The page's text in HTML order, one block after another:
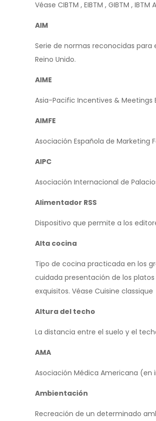
Véase CIBTM , EIBTM , GIBTM , IBTM
AIM
Serie de normas reconocidas
Reino Unido.
AIME
Asia-Pacific Incentives & Meetings
AIMFE
Asociación Española de Marketing
AIPC
Asociación Internacional de
Alimentador RSS
Dispositivo que permite a los
Alta cocina
Tipo de cocina practicada en los
cuidada presentación de los
exquisitos. Véase Cuisine classique
Altura del techo
La distancia entre el suelo y el
AMA
Asociación Médica Americana (en
Ambientación
Recreación de un determinado